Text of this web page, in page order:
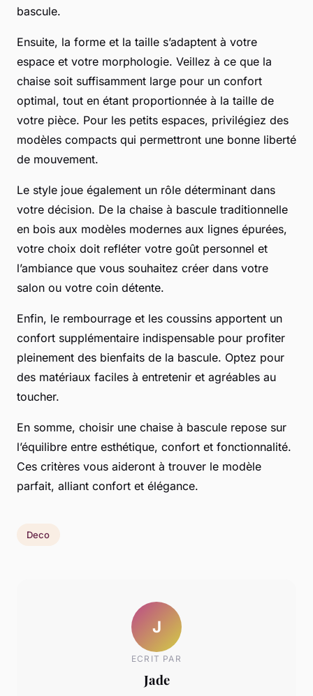
bascule.
Ensuite, la forme et la taille s’adaptent à votre
espace et votre morphologie. Veillez à ce que la
chaise soit suffisamment large pour un confort
optimal, tout en étant proportionnée à la taille de
votre pièce. Pour les petits espaces, privilégiez des
modèles compacts qui permettront une bonne liberté
de mouvement.
Le style joue également un rôle déterminant dans
votre décision. De la chaise à bascule traditionnelle
en bois aux modèles modernes aux lignes épurées,
votre choix doit refléter votre goût personnel et
l’ambiance que vous souhaitez créer dans votre
salon ou votre coin détente.
Enfin, le rembourrage et les coussins apportent un
confort supplémentaire indispensable pour profiter
pleinement des bienfaits de la bascule. Optez pour
des matériaux faciles à entretenir et agréables au
toucher.
En somme, choisir une chaise à bascule repose sur
l’équilibre entre esthétique, confort et fonctionnalité.
Ces critères vous aideront à trouver le modèle
parfait, alliant confort et élégance.
Deco
J
ECRIT PAR
Jade